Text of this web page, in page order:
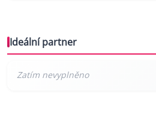
Ideální partner